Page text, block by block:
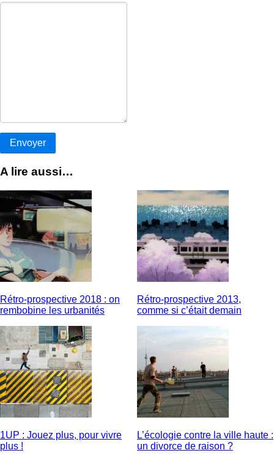
A lire aussi…
Rétro-prospective 2018 : on
rembobine les urbanités
Rétro-prospective 2013,
comme si c’était demain
1UP : Jouez plus, pour vivre
plus !
L’écologie contre la ville haute :
un divorce de raison ?